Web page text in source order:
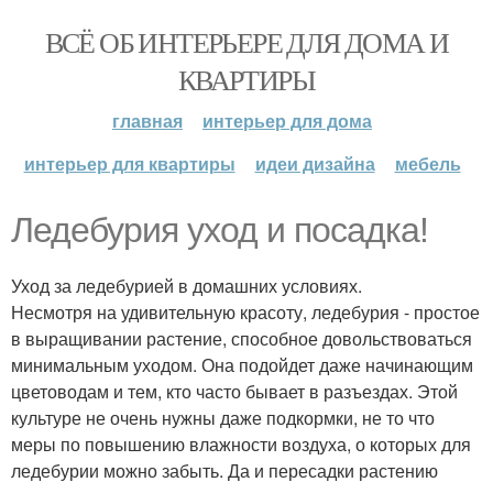
ВСЁ ОБ ИНТЕРЬЕРЕ ДЛЯ ДОМА И
КВАРТИРЫ
главная
интерьер для дома
интерьер для квартиры
идеи дизайна мебель
Ледебурия уход и посадка!
Уход за ледебурией в домашних условиях.
Несмотря на удивительную красоту, ледебурия - простое
в выращивании растение, способное довольствоваться
минимальным уходом. Она подойдет даже начинающим
цветоводам и тем, кто часто бывает в разъездах. Этой
культуре не очень нужны даже подкормки, не то что
меры по повышению влажности воздуха, о которых для
ледебурии можно забыть. Да и пересадки растению